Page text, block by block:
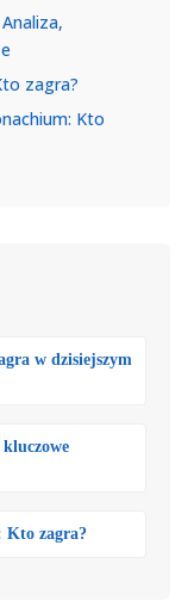
zagra?
Kto
w dzisiejszym
Kto zagra?